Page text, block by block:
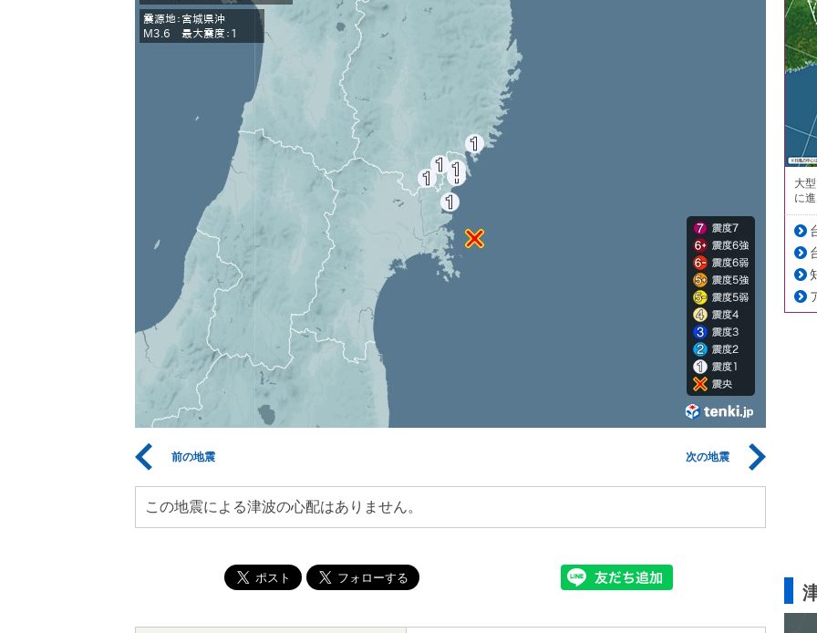
前の地震 次の地震
この地震による津波の心配はありません。
大
に